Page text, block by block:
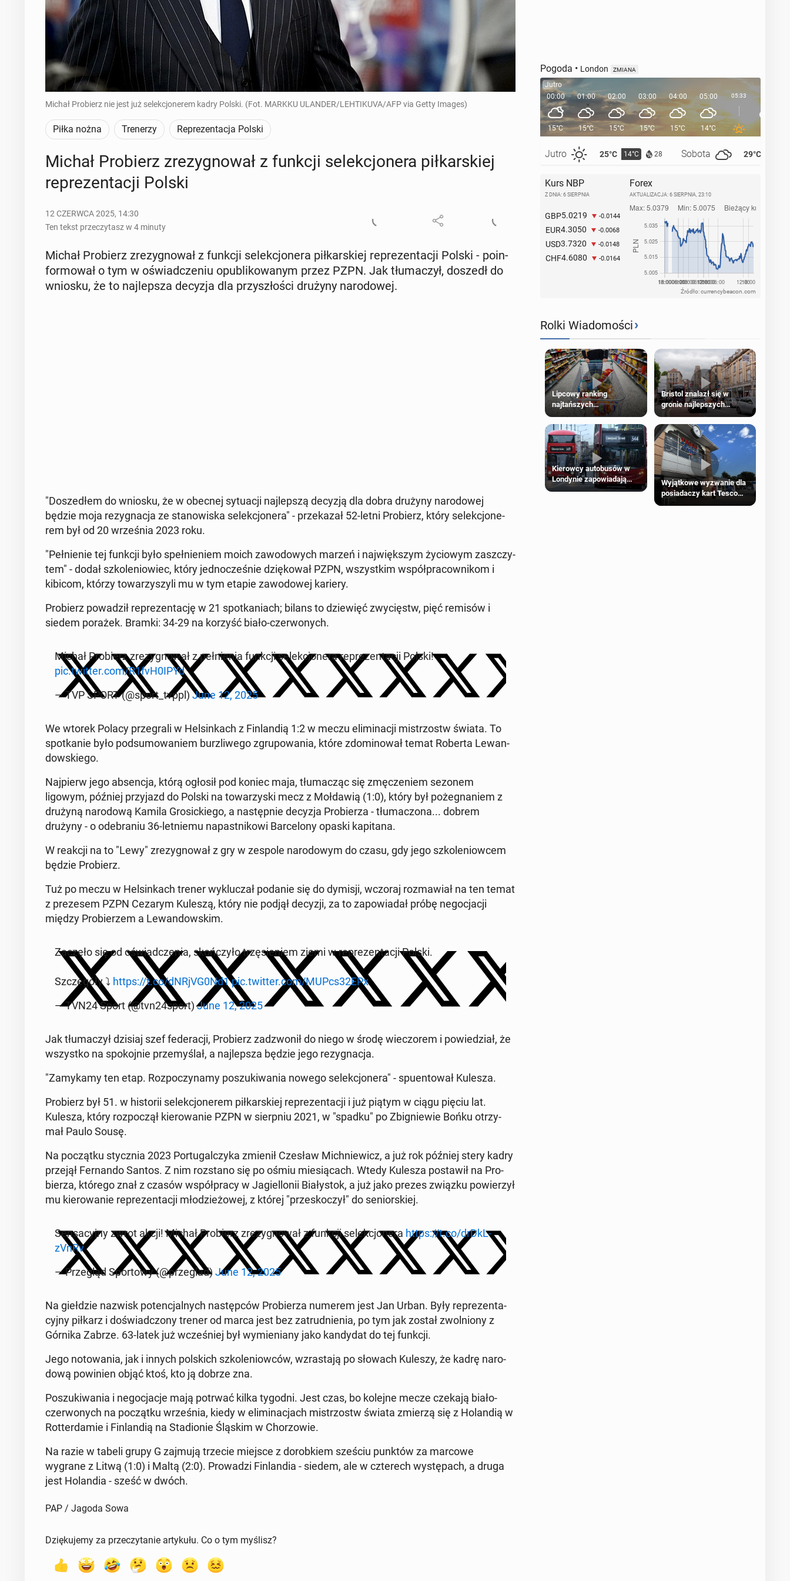
Michał Probierz nie jest już selekcjonerem kadry Polski. (Fot. MARKKU ULANDER/LEHTIKUVA/AFP via Getty Images)
Piłka nożna Trenerzy Reprezentacja Polski
Michał Pro­bierz zre­zy­gno­wał z funkcji se­lek­cjo­ne­ra pił­kar­skiej
re­pre­zen­ta­cji Polski
12 CZERWCA 2025, 14:30
Ten tekst przeczytasz w 4 minuty
Michał Pro­bierz zre­zy­gno­wał z funkcji se­lek­cjo­ne­ra pił­kar­skiej re­pre­zen­ta­cji Polski - po­in­
for­mo­wał o tym w oświad­cze­niu opu­bli­ko­wa­nym przez PZPN. Jak tłu­ma­czył, doszedł do
wniosku, że to naj­lep­sza decyzja dla przy­szło­ści drużyny na­ro­do­wej.
"Do­sze­dłem do wniosku, że w obecnej sy­tu­acji naj­lep­szą decyzją dla dobra drużyny na­ro­do­wej
będzie moja re­zy­gna­cja ze sta­no­wi­ska se­lek­cjo­ne­ra" - prze­ka­zał 52-letni Pro­bierz, który se­lek­cjo­ne­
rem był od 20 wrze­śnia 2023 roku.
"Peł­nie­nie tej funkcji było speł­nie­niem moich za­wo­do­wych marzeń i naj­więk­szym ży­cio­wym za­szczy­
tem" - dodał szko­le­nio­wiec, który jed­no­cze­śnie dzię­ko­wał PZPN, wszyst­kim współ­pra­cow­ni­kom i
kibicom, którzy to­wa­rzy­szy­li mu w tym etapie za­wo­do­wej kariery.
Pro­bierz po­wa­dził re­pre­zen­ta­cję w 21 spo­tka­niach; bilans to dzie­więć zwy­cięstw, pięć remisów i
siedem porażek. Bramki: 34-29 na korzyść biało-czer­wo­nych.
Michał Pro­bierz zre­zy­gno­wał z peł­nie­nia funkcji se­lek­cjo­ne­ra re­pre­zen­ta­cji Polski!
pic.twitter.com/R1fvH0IPYd
— TVP SPORT (@sport_tvppl) June 12, 2025
We wtorek Polacy prze­gra­li w Hel­sin­kach z Fin­lan­dią 1:2 w meczu eli­mi­na­cji mi­strzostw świata. To
spo­tka­nie było pod­su­mo­wa­niem burz­li­we­go zgru­po­wa­nia, które zdo­mi­no­wał temat Roberta Le­wan­
dow­skie­go.
Naj­pierw jego ab­sen­cja, którą ogłosił pod koniec maja, tłu­ma­cząc się zmę­cze­niem sezonem
ligowym, później przy­jazd do Polski na to­wa­rzy­ski mecz z Moł­da­wią (1:0), który był po­że­gna­niem z
drużyną na­ro­do­wą Kamila Gro­sic­kie­go, a na­stęp­nie decyzja Pro­bie­rza - tłu­ma­czo­na... dobrem
drużyny - o ode­bra­niu 36-let­nie­mu na­past­ni­ko­wi Bar­ce­lo­ny opaski ka­pi­ta­na.
W reakcji na to "Lewy" zre­zy­gno­wał z gry w zespole na­ro­do­wym do czasu, gdy jego szko­le­niow­cem
będzie Pro­bierz.
Tuż po meczu w Hel­sin­kach trener wy­klu­czał podanie się do dymisji, wczoraj roz­ma­wiał na ten temat
z pre­ze­sem PZPN Cezarym Kuleszą, który nie podjął decyzji, za to za­po­wia­dał próbę ne­go­cja­cji
między Pro­bie­rzem a Le­wan­dow­skim.
Zaczęło się od oświad­cze­nia, skoń­czy­ło trzę­sie­niem ziemi w re­pre­zen­ta­cji Polski.
Szcze­gó­ły ⤵️ https://t.co/dNRjVG0Nd1pic.twitter.com/MUPcs32EPx
— TVN24 Sport (@tvn24sport)June 12, 2025
Jak tłu­ma­czył dzisiaj szef fe­de­ra­cji, Pro­bierz za­dzwo­nił do niego w środę wie­czo­rem i po­wie­dział, że
wszyst­ko na spo­koj­nie prze­my­ślał, a naj­lep­sza będzie jego re­zy­gna­cja.
"Za­my­ka­my ten etap. Roz­po­czy­na­my po­szu­ki­wa­nia nowego se­lek­cjo­ne­ra" - spu­en­to­wał Kulesza.
Pro­bierz był 51. w hi­sto­rii se­lek­cjo­ne­rem pił­kar­skiej re­pre­zen­ta­cji i już piątym w ciągu pięciu lat.
Kulesza, który roz­po­czął kie­ro­wa­nie PZPN w sierp­niu 2021, w "spadku" po Zbi­gnie­wie Bońku otrzy­
mał Paulo Sousę.
Na po­cząt­ku stycz­nia 2023 Por­tu­gal­czy­ka zmienił Czesław Mich­nie­wicz, a już rok później stery kadry
przejął Fer­nan­do Santos. Z nim roz­sta­no się po ośmiu mie­sią­cach. Wtedy Kulesza po­sta­wił na Pro­
bie­rza, którego znał z czasów współ­pra­cy w Ja­giel­lo­nii Bia­ły­stok, a już jako prezes związku po­wie­rzył
mu kie­ro­wa­nie re­pre­zen­ta­cji mło­dzie­żo­wej, z której "prze­sko­czył" do se­nior­skiej.
Sen­sa­cyj­ny zwrot akcji! Michał Pro­bierz zre­zy­gno­wał z funkcji se­lek­cjo­ne­ra https://t.co/drD­kL­
zVnRv
— Prze­gląd Spor­to­wy (@prze­glad)June 12, 2025
Na gieł­dzie nazwisk po­ten­cjal­nych na­stęp­ców Pro­bie­rza numerem jest Jan Urban. Były re­pre­zen­ta­
cyj­ny piłkarz i do­świad­czo­ny trener od marca jest bez za­trud­nie­nia, po tym jak został zwol­nio­ny z
Górnika Zabrze. 63-latek już wcze­śniej był wy­mie­nia­ny jako kan­dy­dat do tej funkcji.
Jego no­to­wa­nia, jak i innych pol­skich szko­le­niow­ców, wzra­sta­ją po słowach Kuleszy, że kadrę na­ro­
do­wą po­wi­nien objąć ktoś, kto ją dobrze zna.
Po­szu­ki­wa­nia i ne­go­cja­cje mają potrwać kilka tygodni. Jest czas, bo kolejne mecze czekają biało-
czer­wo­nych na po­cząt­ku wrze­śnia, kiedy w eli­mi­na­cjach mi­strzostw świata zmierzą się z Ho­lan­dią w
Rot­ter­da­mie i Fin­lan­dią na Sta­dio­nie Śląskim w Cho­rzo­wie.
Na razie w tabeli grupy G zajmują trzecie miejsce z do­rob­kiem sześciu punktów za marcowe
wygrane z Litwą (1:0) i Maltą (2:0). Pro­wa­dzi Fin­lan­dia - siedem, ale w czte­rech wy­stę­pach, a druga
jest Ho­lan­dia - sześć w dwóch.
PAP / Jagoda Sowa
Dziękujemy za przeczytanie artykułu. Co o tym myślisz?
Pogoda • London ZMIANA
Jutro
00:00
15°C
Jutro 25°C 14°C 28 Sobota 29°C
01:00
15°C
02:00
15°C
03:00
15°C
04:00
15°C
05:00
14°C
05:33 06:00
Kurs NBP
Z DNIA: 6 SIERPNIA
GBP5.0219 -0.0144
EUR4.3050 -0.0068
USD3.7320 -0.0148
CHF4.6080 -0.0164
Forex
AKTUALIZACJA: 6 SIERPNIA, 23:10
Źródło: currencybeacon.com
Rolki Wiadomości›
Lipcowy ranking
najtańszych
supermarketów
Bristol znalazł się w
gronie najlepszych
kierunków podróży na
świecie
Kierowcy autobusów w
Londynie zapowiadają
strajki
Wyjątkowe wyzwanie dla
posiadaczy kart Tesco
Clubcard!